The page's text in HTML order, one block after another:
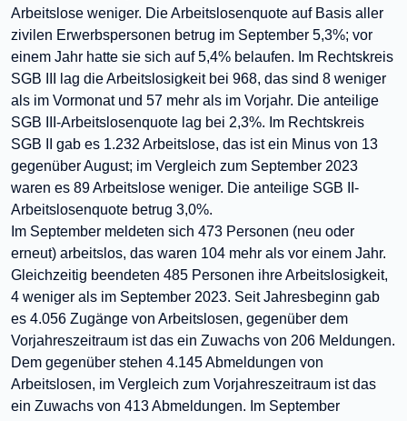
Arbeitslose weniger. Die Arbeitslosenquote auf Basis aller
zivilen Erwerbspersonen betrug im September 5,3%; vor
einem Jahr hatte sie sich auf 5,4% belaufen. Im Rechtskreis
SGB III lag die Arbeitslosigkeit bei 968, das sind 8 weniger
als im Vormonat und 57 mehr als im Vorjahr. Die anteilige
SGB III-Arbeitslosenquote lag bei 2,3%. Im Rechtskreis
SGB II gab es 1.232 Arbeitslose, das ist ein Minus von 13
gegenüber August; im Vergleich zum September 2023
waren es 89 Arbeitslose weniger. Die anteilige SGB II-
Arbeitslosenquote betrug 3,0%.
Im September meldeten sich 473 Personen (neu oder
erneut) arbeitslos, das waren 104 mehr als vor einem Jahr.
Gleichzeitig beendeten 485 Personen ihre Arbeitslosigkeit,
4 weniger als im September 2023. Seit Jahresbeginn gab
es 4.056 Zugänge von Arbeitslosen, gegenüber dem
Vorjahreszeitraum ist das ein Zuwachs von 206 Meldungen.
Dem gegenüber stehen 4.145 Abmeldungen von
Arbeitslosen, im Vergleich zum Vorjahreszeitraum ist das
ein Zuwachs von 413 Abmeldungen. Im September